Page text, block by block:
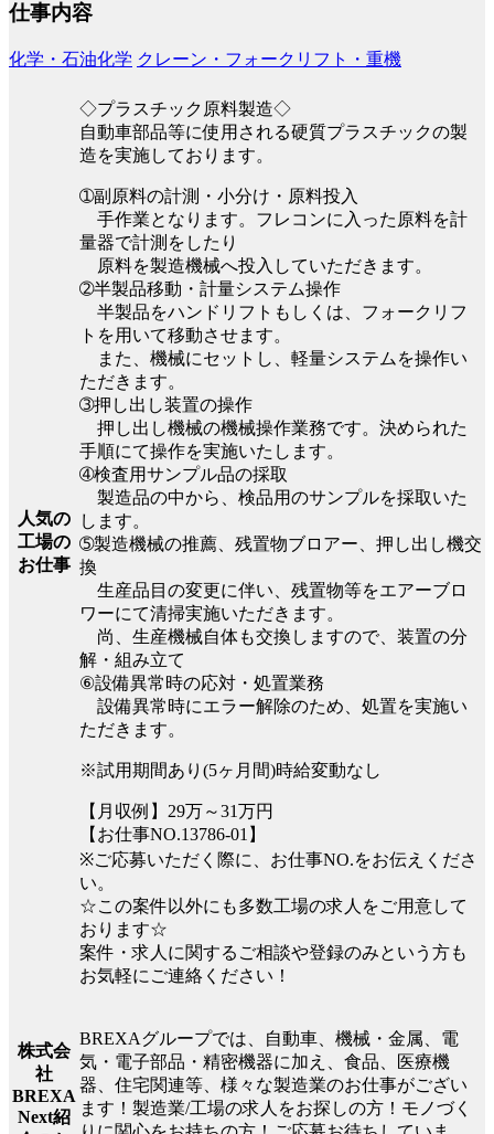
仕事内容
化学・石油化学 クレーン・フォークリフト・重機
人気の
工場の
お仕事
◇プラスチック原料製造◇
自動車部品等に使用される硬質プラスチックの製
造を実施しております。
➀副原料の計測・小分け・原料投入
手作業となります。フレコンに入った原料を計
量器で計測をしたり
原料を製造機械へ投入していただきます。
➁半製品移動・計量システム操作
半製品をハンドリフトもしくは、フォークリフ
トを用いて移動させます。
また、機械にセットし、軽量システムを操作い
ただきます。
➂押し出し装置の操作
押し出し機械の機械操作業務です。決められた
手順にて操作を実施いたします。
➃検査用サンプル品の採取
製造品の中から、検品用のサンプルを採取いた
します。
➄製造機械の推薦、残置物ブロアー、押し出し機交
換
生産品目の変更に伴い、残置物等をエアーブロ
ワーにて清掃実施いただきます。
尚、生産機械自体も交換しますので、装置の分
解・組み立て
⑥設備異常時の応対・処置業務
設備異常時にエラー解除のため、処置を実施い
ただきます。
※試用期間あり(5ヶ月間)時給変動なし
【月収例】29万～31万円
【お仕事NO.13786-01】
※ご応募いただく際に、お仕事NO.をお伝えくださ
い。
☆この案件以外にも多数工場の求人をご用意して
おります☆
案件・求人に関するご相談や登録のみという方も
お気軽にご連絡ください！
株式会
社
BREXA
Next紹
BREXAグループでは、自動車、機械・金属、電
気・電子部品・精密機器に加え、食品、医療機
器、住宅関連等、様々な製造業のお仕事がござい
ます！製造業/工場の求人をお探しの方！モノづく